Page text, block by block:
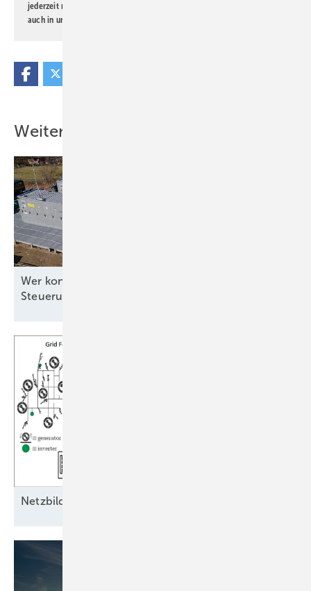
jederzeit möglich. Informationen zum Umgang mit Daten finden Sie
auch in unserer
Weitere Inhalte
Wer kontrolliert die Software für die
Steuerung?
Ne tzbildende Eigenschaften als